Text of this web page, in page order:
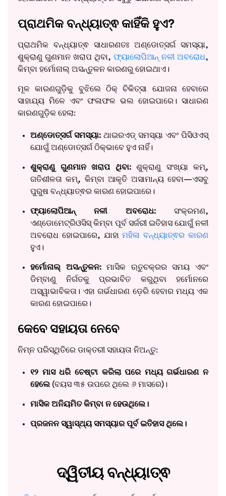
ପ୍ରାଥମିକ ବନ୍ଧ୍ୟାତ୍ଵ କାହିଁକି ହୁଏ?
ପ୍ରାଥମିକ ବନ୍ଧ୍ୟାତ୍ଵ ସାଧାରଣତଃ ଅଣ୍ଡୋତ୍ସର୍ଗ ସମସ୍ୟା,
ଶୁକ୍ରାଣୁ ଗୁଣମାନ ଖରାପ ଥିବା, ଫ୍ୟାଲୋପିଆନ୍ ନଳୀ ଅବରୋଧ,
କିମ୍ବା ହର୍ମୋନାଲ୍ ଅସନ୍ତୁଳନ କାରଣରୁ ହୋଇଥାଏ।
ମୂଳ କାରଣଗୁଡ଼ିକୁ ବୁଝିଲେ ଠିକ୍ ଚିକିତ୍ସା ଯୋଜନା ହେବାରେ
ସାହାଯ୍ୟ ମିଳେ ଏବଂ ଫଳାଫଳ ଭଲ ହୋଇପାରେ। ସାଧାରଣ
କାରଣଗୁଡ଼ିକ ହେଲା:
ଅଣ୍ଡୋତ୍ସର୍ଗ ସମସ୍ୟା: ଥାଇରଏଡ୍ ସମସ୍ୟା ଏବଂ ପିସିଓଏସ୍
ଯୋଗୁଁ ଅଣ୍ଡୋତ୍ସର୍ଗ ଠିକ୍‌ଭାବେ ହୁଏ ନାହିଁ।
ଶୁକ୍ରାଣୁ ଗୁଣମାନ ଖରାପ ଥିବା:ଶୁକ୍ରାଣୁ ସଂଖ୍ୟା କମ୍,
ଗତିଶୀଳତା କମ୍, କିମ୍ବା ଆକୃତି ଅସାମାନ୍ୟ ହେବା—ଏସବୁ
ପୁରୁଷ ବନ୍ଧ୍ୟାତ୍ଵର କାରଣ ହୋଇପାରେ।
ଫ୍ୟାଲୋପିଆନ୍ ନଳୀ ଅବରୋଧ:ସଂକ୍ରମଣ,
ଏଣ୍ଡୋମେଟ୍ରିଓସିସ୍ କିମ୍ବା ପୂର୍ବ ସର୍ଜରୀ ଇତିହାସ ଯୋଗୁଁ ନଳୀ
ଅବରୋଧ ହୋଇପାରେ, ଯାହାମହିଳା ବନ୍ଧ୍ୟାତ୍ଵର କାରଣ
ହୁଏ।
ହର୍ମୋନାଲ୍ ଅସନ୍ତୁଳନ:ମାସିକ ଋତୁଚକ୍ରର ସମୟ ଏବଂ
ଡିମ୍ବାଣୁ ନିର୍ଗତକୁ ପ୍ରଭାବିତ କରୁଥିବା ହର୍ମୋନରେ
ଅସ୍ୱାଭାବିକତା। ଏହା ଗର୍ଭଧାରଣ ଡ଼େରି ହେବାର ମଧ୍ୟ ଏକ
କାରଣ ହୋଇପାରେ।
କେବେ ସହାୟତା ନେବେ
ନିମ୍ନ ପରିସ୍ଥିତିରେ ଡାକ୍ତରୀ ସହାୟତା ନିଅନ୍ତୁ:
୧୨ ମାସ ଧରି ଚେଷ୍ଟା କରିଲା ପରେ ମଧ୍ୟ ଗର୍ଭଧାରଣ ନ
ହେଲେ (ବୟସ ୩୫ ଉପରେ ଥିଲେ ୬ ମାସରେ)।
ମାସିକ ଅନିୟମିତ କିମ୍ବା ନ ହେଉଥିଲେ।
ପ୍ରଜନନ ସ୍ୱାସ୍ଥ୍ୟ ସମସ୍ୟାର ପୂର୍ବ ଇତିହାସ ଥିଲେ।
ଦ୍ୱିତୀୟ ବନ୍ଧ୍ୟାତ୍ଵ